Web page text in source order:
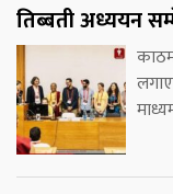
तिब्बती अध्ययन